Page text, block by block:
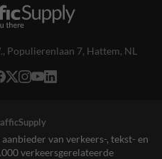
Populierenlaan 7, Hattem, NL
van verkeers-, tekst- en
verkeersgerelateerde